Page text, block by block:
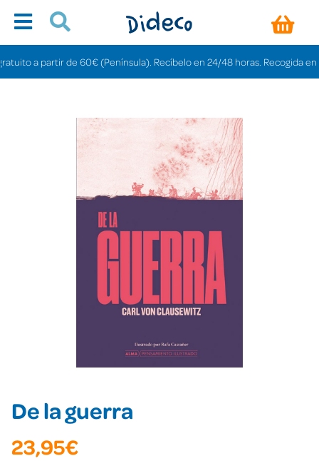
a partir de 60€ (Península). Recíbelo en 24/48 horas. Recogida en
De la guerra
23,95€